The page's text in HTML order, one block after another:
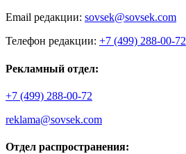
Email редакции: sovsek@sovsek.com
Телефон редакции: +7 (499) 288-00-72
Рекламный отдел:
+7 (499) 288-00-72
reklama@sovsek.com
Отдел распространения: